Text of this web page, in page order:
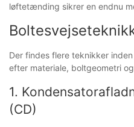
løftetænding sikrer en endnu
Der findes flere teknikker
efter materiale, boltgeometri
1.
(CD)